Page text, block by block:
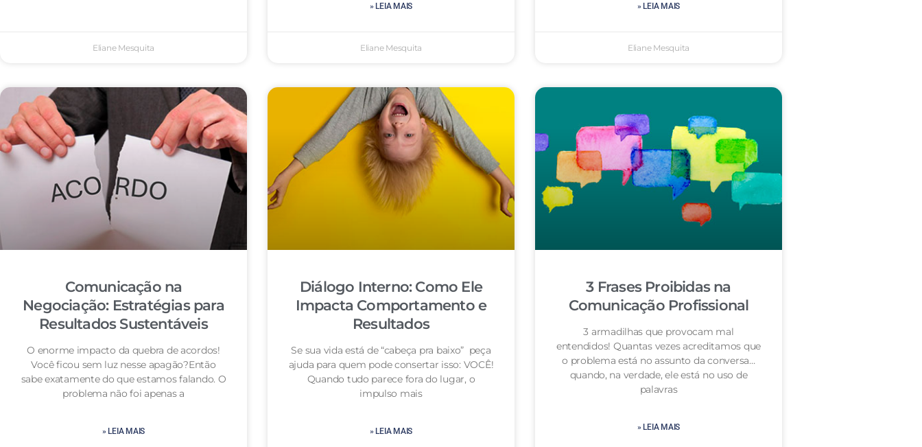
Eliane Mesquita
» LEIA MAIS
Eliane Mesquita
» LEIA MAIS
Eliane Mesquita
Comunicação na
Negociação: Estratégias para
Resultados Sustentáveis
O enorme impacto da quebra de acordos!
Você ficou sem luz nesse apagão?Então
sabe exatamente do que estamos falando. O
problema não foi apenas a
» LEIA MAIS
Diálogo Interno: Como Ele
Impacta Comportamento e
Resultados
Se sua vida está de “cabeça pra baixo” peça
ajuda para quem pode consertar isso: VOCÊ!
Quando tudo parece fora do lugar, o
impulso mais
» LEIA MAIS
3 Frases Proibidas na
Comunicação Profissional
3 armadilhas que provocam mal
entendidos! Quantas vezes acreditamos que
o problema está no assunto da conversa…
quando, na verdade, ele está no uso de
palavras
» LEIA MAIS